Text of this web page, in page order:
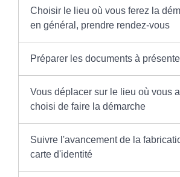
Choisir le lieu où vous ferez la
en général, prendre rendez-vous
Préparer les documents à
Vous déplacer sur le lieu où vous
choisi de faire la démarche
Suivre l'avancement de la
carte d'identité